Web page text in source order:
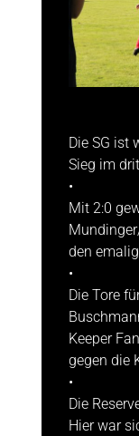
Die SG ist
Sieg im
•
Mit 2:0
den
•
Die Tore
Keeper
gegen die
•
Die
Hier war